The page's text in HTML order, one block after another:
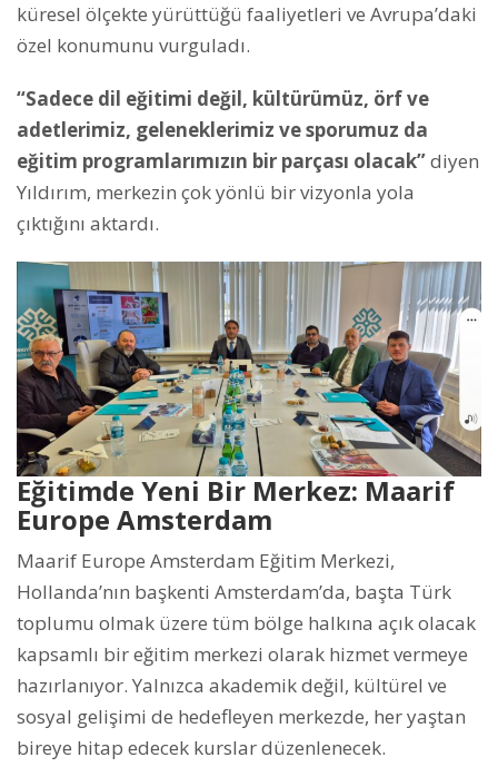
küresel ölçekte yürüttüğü faaliyetleri ve Avrupa’daki
özel konumunu vurguladı.
“Sadece dil eğitimi değil, kültürümüz, örf ve
adetlerimiz, geleneklerimiz ve sporumuz da
eğitim programlarımızın bir parçası olacak”diyen
Yıldırım, merkezin çok yönlü bir vizyonla yola
çıktığını aktardı.
Eğitimde Yeni Bir Merkez: Maarif
Europe Amsterdam
Maarif Europe Amsterdam Eğitim Merkezi,
Hollanda’nın başkenti Amsterdam’da, başta Türk
toplumu olmak üzere tüm bölge halkına açık olacak
kapsamlı bir eğitim merkezi olarak hizmet vermeye
hazırlanıyor. Yalnızca akademik değil, kültürel ve
sosyal gelişimi de hedefleyen merkezde, her yaştan
bireye hitap edecek kurslar düzenlenecek.